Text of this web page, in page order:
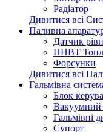
Радіатор
Дивитися всі
Паливна
Датчик
ПНВТ
Форсунки
Дивитися всі
Гальмівна
Блок
Вакуумний
Гальмівні
Супорт